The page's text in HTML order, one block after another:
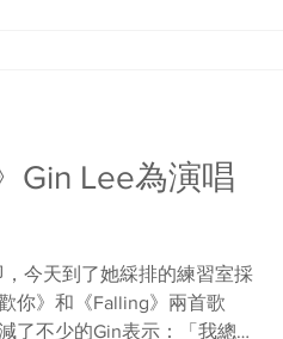
Gin Lee為演唱
今天到了她綵排的練習室採
你》和《Falling》兩首歌
了不少的Gin表示：「我總共